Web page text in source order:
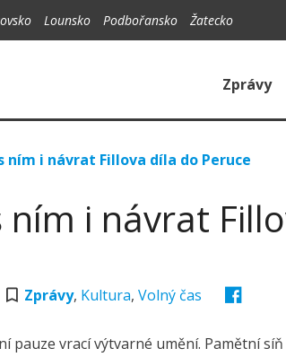
Lounsko Podbořansko Žatecko
Zprávy
ním i návrat Fillova díla do Peruce
ním i návrat
Zprávy, Kultura,Volný čas
pauze vrací výtvarné umění. Pamětní